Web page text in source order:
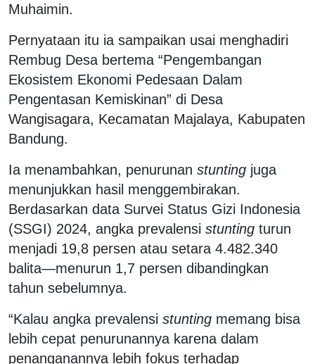
Muhaimin.
Pernyataan itu ia sampaikan usai menghadiri
Rembug Desa bertema “Pengembangan
Ekosistem Ekonomi Pedesaan Dalam
Pengentasan Kemiskinan” di Desa
Wangisagara, Kecamatan Majalaya, Kabupaten
Bandung.
Ia menambahkan, penurunan stunting juga
menunjukkan hasil menggembirakan.
Berdasarkan data Survei Status Gizi Indonesia
(SSGI) 2024, angka prevalensi stunting turun
menjadi 19,8 persen atau setara 4.482.340
balita—menurun 1,7 persen dibandingkan
tahun sebelumnya.
“Kalau angka prevalensi stunting memang bisa
lebih cepat penurunannya karena dalam
penanganannya lebih fokus terhadap